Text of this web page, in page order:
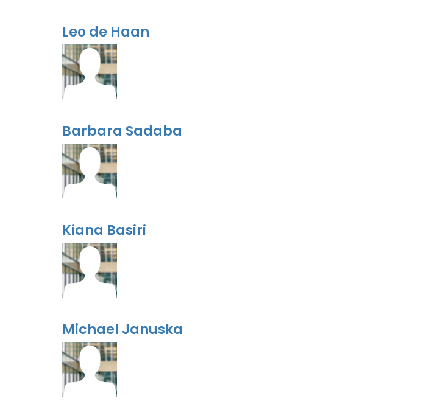
Leo de Haan
Barbara Sadaba
Kiana Basiri
Michael Januska